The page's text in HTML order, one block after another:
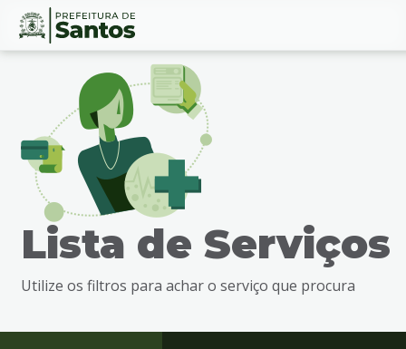
Ir
busca
Ir
Conteúdo
Lista de Serviços
Utilize os filtros para achar o serviço que procura